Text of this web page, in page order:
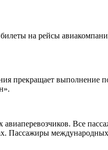
на рейсы
прекращает выполнение
Все
Пассажиры